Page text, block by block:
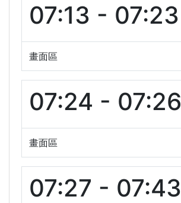
07:13 - 07:23
畫面區
07:24 - 07:26
畫面區
07:27 - 07:43